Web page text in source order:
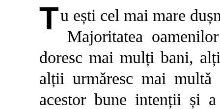
Tu ești cel mai mare
Majoritatea
doresc mai mulți bani,
alții urmăresc mai
acestor bune intenții și